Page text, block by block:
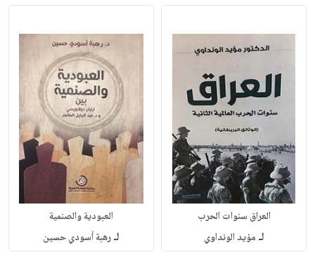
العراق سنوات الحرب
لـ مؤيد الونداوي
العبودية والصنمية
لـرهبة أسودي حسين